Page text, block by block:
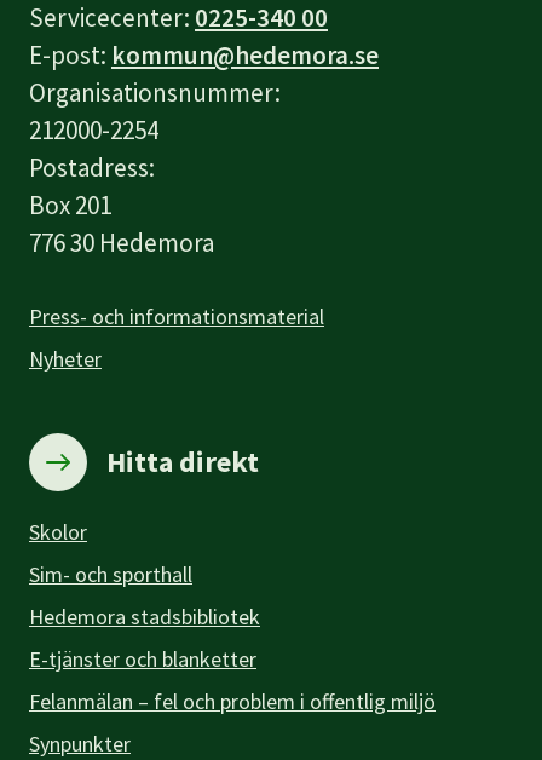
Servicecenter: 0225-340 00
E-post: kommun@hedemora.se
Organisationsnummer:
212000-2254
Postadress:
Box 201
776 30 Hedemora
Press- och informationsmaterial
Nyheter
Hitta direkt
Skolor
Sim- och sporthall
Hedemora stadsbibliotek
E-tjänster och blanketter
Felanmälan – fel och problem i offentlig miljö
Synpunkter